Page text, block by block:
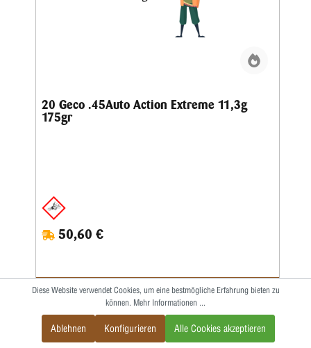
20 Geco .45Auto Action Extreme 11,3g
175gr
50,60 €
IN DEN WARENKORB
Diese Website verwendet Cookies, um eine bestmögliche Erfahrung bieten zu
können. Mehr Informationen ...
Ablehnen Konfigurieren Alle Cookies akzeptieren